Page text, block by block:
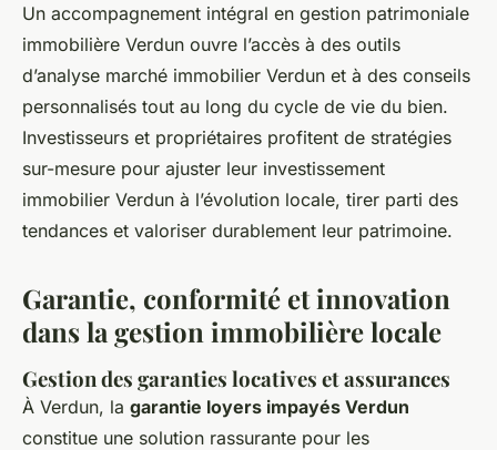
Un accompagnement intégral en gestion patrimoniale
immobilière Verdun ouvre l’accès à des outils
d’analyse marché immobilier Verdun et à des conseils
personnalisés tout au long du cycle de vie du bien.
Investisseurs et propriétaires profitent de stratégies
sur-mesure pour ajuster leur investissement
immobilier Verdun à l’évolution locale, tirer parti des
tendances et valoriser durablement leur patrimoine.
Garantie, conformité et innovation
dans la gestion immobilière locale
Gestion des garanties locatives et assurances
À Verdun, la garantie loyers impayés Verdun
constitue une solution rassurante pour les